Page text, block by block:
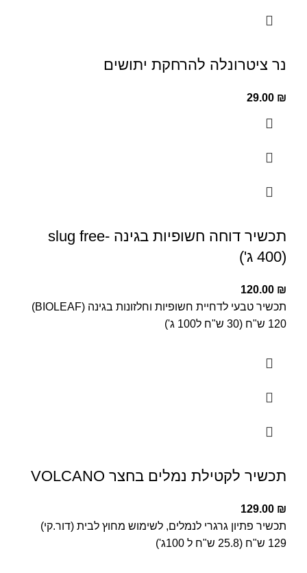
נר ציטרונלה להרחקת יתושים
29.00 ₪
תכשיר דוחה חשופיות בגינה -slug free
(400 ג')
120.00 ₪
תכשיר טבעי לדחיית חשופיות וחלזונות בגינה (BIOLEAF)
120 ש"ח (30 ש"ח ל100 ג')
תכשיר לקטילת נמלים בחצר VOLCANO
129.00 ₪
תכשיר פתיון גרגרי לנמלים, לשימוש מחוץ לבית (דור.קי)
129 ש"ח (25.8 ש"ח ל 100ג')